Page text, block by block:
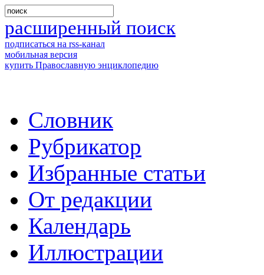
расширенный поиск
подписаться на rss-канал
мобильная версия
купить Православную энциклопедию
Словник
Рубрикатор
Избранные статьи
От редакции
Календарь
Иллюстрации